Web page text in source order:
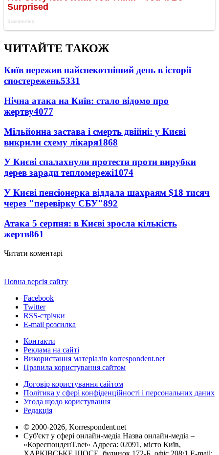
ЧИТАЙТЕ ТАКОЖ
Київ пережив найспекотніший день в історії
спостережень5331
Нічна атака на Київ: стало відомо про
жертву4077
Мільйонна застава і смерть двійні: у Києві
викрили схему лікаря1868
У Києві спалахнули протести проти вирубки
дерев заради тепломережі1074
У Києві пенсіонерка віддала шахраям $18 тисяч
через "перевірку СБУ"892
Атака 5 серпня: в Києві зросла кількість
жертв861
Читати коментарі
Повна версія сайту
Facebook
Twitter
RSS-стрічки
E-mail розсилка
Контакти
Реклама на сайті
Використання матеріалів korrespondent.net
Правила користування сайтом
Договір користування сайтом
Політика у сфері конфіденційності і персональних даних
Угода щодо користування
Редакція
© 2000-2026, Korrespondent.net
Суб'єкт у сфері онлайн-медіа Назва онлайн-медіа –
«КореспонденТ.net» Адреса: 02091, місто Київ,
ХАРКІВСЬКЕ ШОСЕ, будинок 172-Б, офіс 208/1 E-mail: